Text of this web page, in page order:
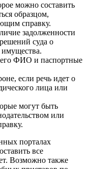
можно составить
образцом,
справку.
задолженности
суда о
имущества.
ФИО и паспортные
если речь идет о
лица или
могут быть
или
порталах
все
Возможно также